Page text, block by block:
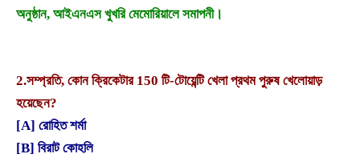
অনুষ্ঠান, আইএনএস খুখরি মেমোরিয়ালে সমাপনী।
2.সম্প্রতি, কোন ক্রিকেটার 150 টি-টোয়েন্টি খেলা প্রথম পুরুষ খেলোয়াড়
হয়েছেন?
[A] রোহিত শর্মা
[B] বিরাট কোহলি